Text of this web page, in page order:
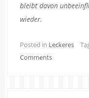
bleibt davon
wieder.
Posted in Leckeres
Comments